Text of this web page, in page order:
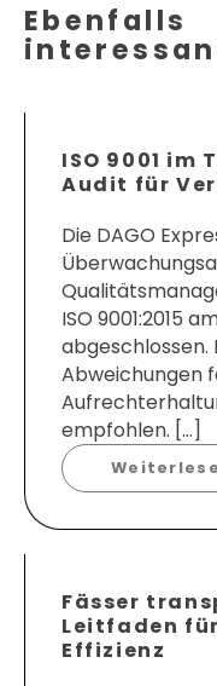
Ebenfalls
ISO 9001 im
Audit für
Die DAGO
ISO 9001:2015
abgeschlossen.
Abweichungen
empfohlen. […]
Fässer
Leitfaden
Effizienz